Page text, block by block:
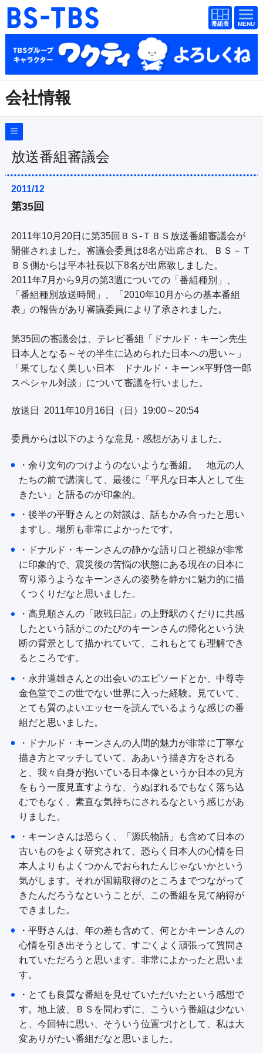
番組
表
BS-TBS
番組
表
ドラマ 映画
紀行 報道
教養
音楽
アニメ
イベント ショッピング
公式SNS プレゼント
ご意見・ご感想 会社情報
会社情報
放送番組審議会
第35回
2011/12
2011年10月20日に第35回ＢＳ-ＴＢＳ放送番組審議会が
開催されました。審議会委員は8名が出席され、ＢＳ－Ｔ
ＢＳ側からは平本社長以下8名が出席致しました。
2011年7月から9月の第3週についての「番組種別」、
「番組種別放送時間」、「2010年10月からの基本番組
表」の報告があり審議委員により了承されました。
第35回の審議会は、テレビ番組「ドナルド・キーン先生
日本人となる～その半生に込められた日本への思い～」
「果てしなく美しい日本 ドナルド・キーン×平野啓一郎
スペシャル対談」について審議を行いました。
放送日 2011年10月16日（日）19:00～20:54
委員からは以下のような意見・感想がありました。
・余り文句のつけようのないような番組。 地元の人
たちの前で講演して、最後に「平凡な日本人として生
きたい」と語るのが印象的。
・後半の平野さんとの対談は、話もかみ合ったと思い
ますし、場所も非常によかったです。
・ドナルド・キーンさんの静かな語り口と視線が非常
に印象的で、震災後の苦悩の状態にある現在の日本に
寄り添うようなキーンさんの姿勢を静かに魅力的に描
くつくりだなと思いました。
・高見順さんの「敗戦日記」の上野駅のくだりに共感
したという話がこのたびのキーンさんの帰化という決
断の背景として描かれていて、これもとても理解でき
るところです。
・永井道雄さんとの出会いのエピソードとか、中尊寺
金色堂でこの世でない世界に入った経験。見ていて、
とても質のよいエッセーを読んでいるような感じの番
組だと思いました。
・ドナルド・キーンさんの人間的魅力が非常に丁寧な
描き方とマッチしていて、ああいう描き方をされる
と、我々自身が抱いている日本像というか日本の見方
をもう一度見直すような、うぬぼれるでもなく落ち込
むでもなく、素直な気持ちにされるなという感じがあ
りました。
・キーンさんは恐らく、「源氏物語」も含めて日本の
古いものをよく研究されて、恐らく日本人の心情を日
本人よりもよくつかんでおられたんじゃないかという
気がします。それが国籍取得のところまでつながって
きたんだろうなということが、この番組を見て納得が
できました。
・平野さんは、年の差も含めて、何とかキーンさんの
心情を引き出そうとして、すごくよく頑張って質問さ
れていただろうと思います。非常によかったと思いま
す。
・とても良質な番組を見せていただいたという感想で
す。地上波、ＢＳを問わずに、こういう番組は少ない
と、今回特に思い、そういう位置づけとして、私は大
変ありがたい番組だなと思いました。
会社概要
採用情報
放送番組審議会
番組種別の公表
反社会的勢力排除についての指針
個人情報について
TBSグループ個人情報保護の基本方針
プライバシーポリシー
リシー
Cookieポリシー
報道・著述目的の個人情報保護
視聴データの取扱いについて